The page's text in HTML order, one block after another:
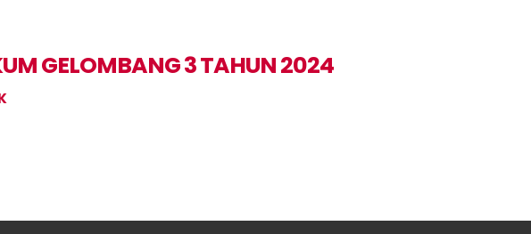
GELOMBANG 3 TAHUN 2024